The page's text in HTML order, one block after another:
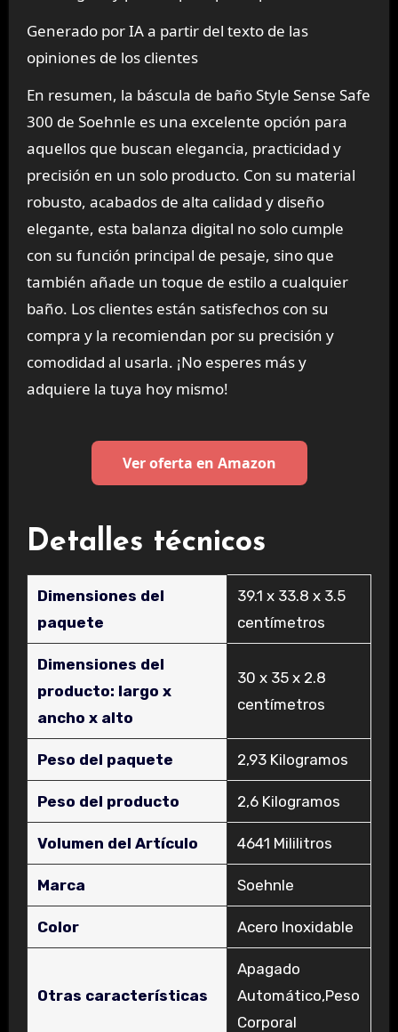
Generado por IA a partir del texto de las
opiniones de los clientes
En resumen, la báscula de baño Style Sense Safe
300 de Soehnle es una excelente opción para
aquellos que buscan elegancia, practicidad y
precisión en un solo producto. Con su material
robusto, acabados de alta calidad y diseño
elegante, esta balanza digital no solo cumple
con su función principal de pesaje, sino que
también añade un toque de estilo a cualquier
baño. Los clientes están satisfechos con su
compra y la recomiendan por su precisión y
comodidad al usarla. ¡No esperes más y
adquiere la tuya hoy mismo!
Ver oferta en Amazon
Detalles técnicos
Dimensiones del
paquete
‎39.1 x 33.8 x 3.5
centímetros
Dimensiones del
producto: largo x
ancho x alto
‎30 x 35 x 2.8
centímetros
Peso del paquete ‎2,93 Kilogramos
Peso del producto ‎2,6 Kilogramos
Volumen del Artículo ‎4641 Mililitros
Marca ‎Soehnle
Color ‎Acero Inoxidable
Otras características
‎Apagado
Automático,Peso
Corporal